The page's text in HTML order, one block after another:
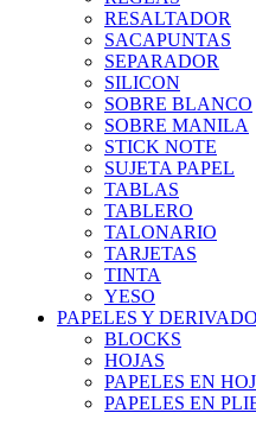
RESALTADOR
SACAPUNTAS
SEPARADOR
SILICON
SOBRE BLANCO
SOBRE MANILA
STICK NOTE
SUJETA PAPEL
TABLAS
TABLERO
TALONARIO
TARJETAS
TINTA
YESO
PAPELES Y
BLOCKS
HOJAS
PAPELES EN
PAPELES EN